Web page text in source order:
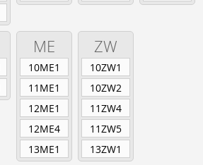
ME
10ME1
11ME1
12ME1
12ME4
13ME1
ZW
10ZW1
10ZW2
11ZW4
11ZW5
13ZW1